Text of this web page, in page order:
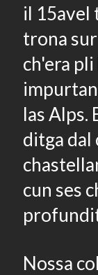
il 15avel
trona
ch'era
las Alps.
ditga dal
cun ses
Nossa